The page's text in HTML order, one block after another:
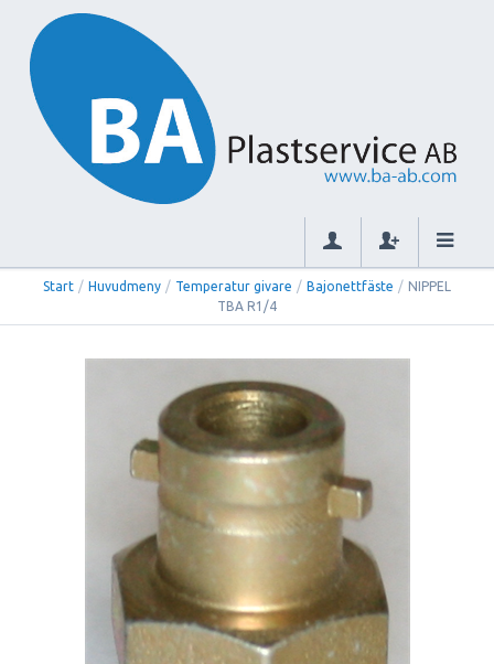
Start / Huvudmeny / Temperatur givare / Bajonettfäste / NIPPEL
TBA R1/4